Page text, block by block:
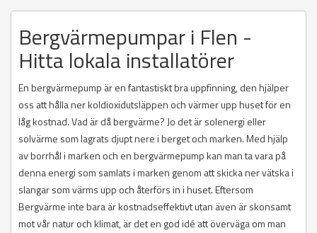
Bergvärmepumpar i Flen -
Hitta lokala installatörer
En bergvärmepump är en fantastiskt bra uppfinning, den hjälper
oss att hålla ner koldioxidutsläppen och värmer upp huset för en
låg kostnad. Vad är då bergvärme? Jo det är solenergi eller
solvärme som lagrats djupt nere i berget och marken. Med hjälp
av borrhål i marken och en bergvärmepump kan man ta vara på
denna energi som samlats i marken genom att skicka ner vätska i
slangar som värms upp och återförs in i huset. Eftersom
Bergvärme inte bara är kostnadseffektivt utan även är skonsamt
mot vår natur och klimat, är det en god idé att överväga om man